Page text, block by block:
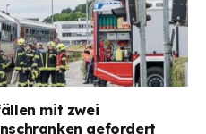
mit zwei
gefordert